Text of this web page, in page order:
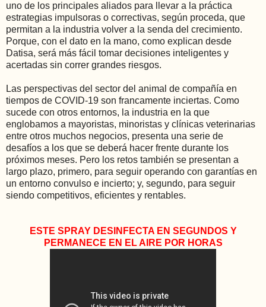
uno de los principales aliados para llevar a la práctica
estrategias impulsoras o correctivas, según proceda, que
permitan a la industria volver a la senda del crecimiento.
Porque, con el dato en la mano, como explican desde
Datisa, será más fácil tomar decisiones inteligentes y
acertadas sin correr grandes riesgos.
Las perspectivas del sector del animal de compañía en
tiempos de COVID-19 son francamente inciertas. Como
sucede con otros entornos, la industria en la que
englobamos a mayoristas, minoristas y clínicas veterinarias
entre otros muchos negocios, presenta una serie de
desafíos a los que se deberá hacer frente durante los
próximos meses. Pero los retos también se presentan a
largo plazo, primero, para seguir operando con garantías en
un entorno convulso e incierto; y, segundo, para seguir
siendo competitivos, eficientes y rentables.
ESTE SPRAY DESINFECTA EN SEGUNDOS Y
PERMANECE EN EL AIRE POR HORAS